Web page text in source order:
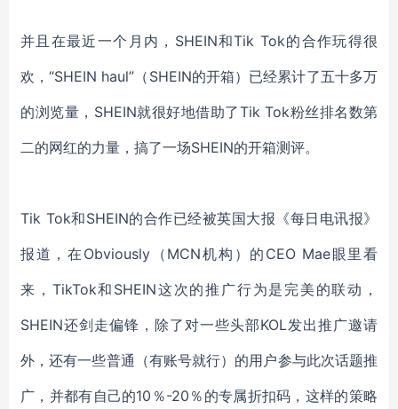
并且在最近一个月内， SHEIN和Tik Tok的合作玩得很
欢，“SHEIN haul”（SHEIN的开箱）已经累计了五十多万
的浏览量，SHEIN就很好地借助了Tik Tok粉丝排名数第
二的网红的力量，搞了一场SHEIN的开箱测评。
Tik Tok和SHEIN的合作已经被英国大报《每日电讯报》
报道，在Obviously（MCN机构）的CEO Mae眼里看
来，TikTok和SHEIN这次的推广行为是完美的联动，
SHEIN还剑走偏锋，除了对一些头部KOL发出推广邀请
外，还有一些普通（有账号就行）的用户参与此次话题推
广，并都有自己的10％-20％的专属折扣码，这样的策略